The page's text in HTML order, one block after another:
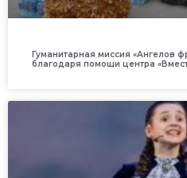
Гуманитарная миссия «Ангелов
благодаря помощи центра